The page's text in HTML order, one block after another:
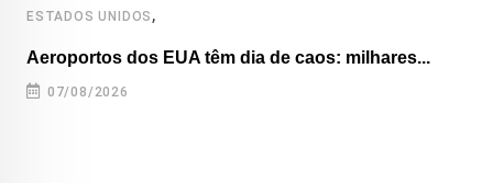
ESTADOS UNIDOS ,
Aeroportos dos EUA têm dia de caos: milhares...
07/08/2026